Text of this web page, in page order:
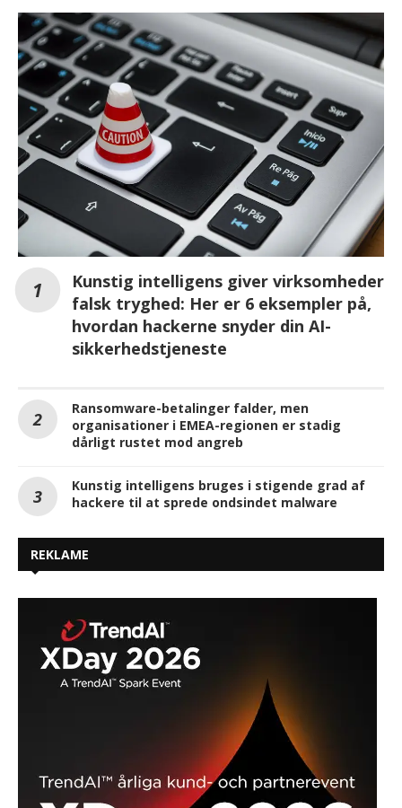
Kunstig intelligens giver virksomheder
falsk tryghed: Her er 6 eksempler på,
hvordan hackerne snyder din AI-
sikkerhedstjeneste
Ransomware-betalinger falder, men
organisationer i EMEA-regionen er stadig
dårligt rustet mod angreb
Kunstig intelligens bruges i stigende grad af
hackere til at sprede ondsindet malware
REKLAME